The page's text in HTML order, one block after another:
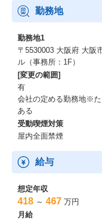
挑戦を応援する会社です
■社内公募制度
新たな人材を募集する
事異動で迎え入れる制度
｢やりたい人が手を挙げ
に、社内の活性化、人
おります。
■TKPAwards（表彰制度
TKPバリュー(TKP社員
彰する制度です。
※2024年度 賞金実績
1位：30万円＋副賞
2位：20万円＋副賞
3位：10万円＋副賞
特別賞：5万円
勤務地
勤務地1
〒5530003 大阪府 大
ル（事務所：1F）
[変更の範囲]
有
会社の定める勤務地※
ある
受動喫煙対策
屋内全面禁煙
給与
想定年収
418 ～ 467 万円
月給